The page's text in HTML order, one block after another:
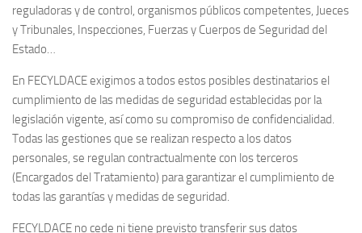
reguladoras y de control, organismos públicos competentes, Jueces
y Tribunales, Inspecciones, Fuerzas y Cuerpos de Seguridad del
Estado…
En FECYLDACE exigimos a todos estos posibles destinatarios el
cumplimiento de las medidas de seguridad establecidas por la
legislación vigente, así como su compromiso de confidencialidad.
Todas las gestiones que se realizan respecto a los datos
personales, se regulan contractualmente con los terceros
(Encargados del Tratamiento) para garantizar el cumplimiento de
todas las garantías y medidas de seguridad.
FECYLDACE no cede ni tiene previsto transferir sus datos